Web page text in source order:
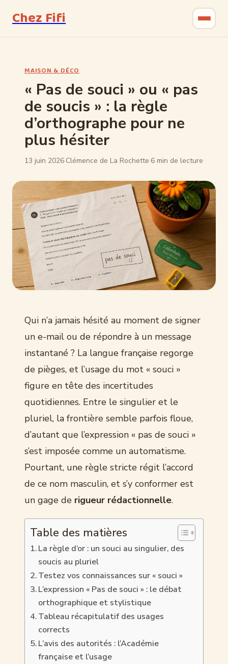
Chez Fifi
Bricolage
Jardinage
Maison & Déco
MAISON & DÉCO
« Pas de souci » ou « pas
de soucis » : la règle
d’orthographe pour ne
plus hésiter
13 juin 2026·Clémence de La Rochette·6 min de lecture
Qui n’a jamais hésité au moment de signer
un e-mail ou de répondre à un message
instantané ? La langue française regorge
de pièges, et l’usage du mot « souci »
figure en tête des incertitudes
quotidiennes. Entre le singulier et le
pluriel, la frontière semble parfois floue,
d’autant que l’expression « pas de souci »
s’est imposée comme un automatisme.
Pourtant, une règle stricte régit l’accord
de ce nom masculin, et s’y conformer est
un gage de rigueur rédactionnelle.
Table des matières
La règle d’or : un souci au singulier, des
soucis au pluriel
Testez vos connaissances sur « souci »
L’expression « Pas de souci » : le débat
orthographique et stylistique
Tableau récapitulatif des usages
corrects
L’avis des autorités : l’Académie
française et l’usage